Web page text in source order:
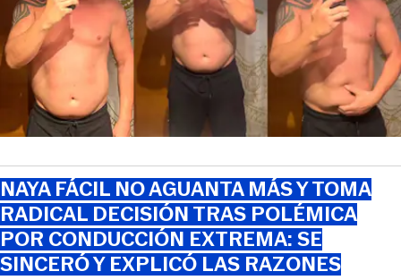
NAYA FÁCIL NO AGUANTA MÁS Y TOMA
RADICAL DECISIÓN TRAS POLÉMICA
POR CONDUCCIÓN EXTREMA: SE
SINCERÓ Y EXPLICÓ LAS RAZONES